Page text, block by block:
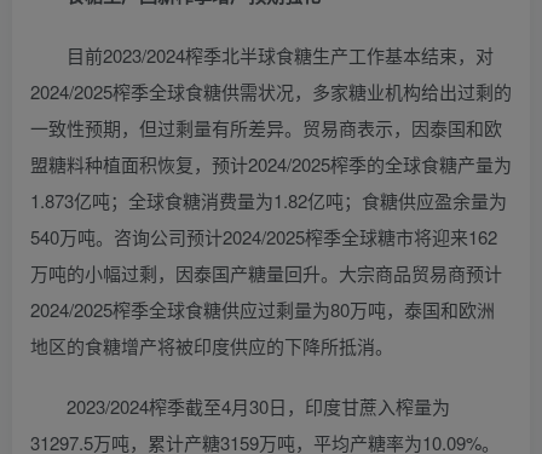
目前2023/2024榨季北半球食糖生产工作基本结束，对
2024/2025榨季全球食糖供需状况，多家糖业机构给出过剩的
一致性预期，但过剩量有所差异。贸易商表示，因泰国和欧
盟糖料种植面积恢复，预计2024/2025榨季的全球食糖产量为
1.873亿吨；全球食糖消费量为1.82亿吨；食糖供应盈余量为
540万吨。咨询公司预计2024/2025榨季全球糖市将迎来162
万吨的小幅过剩，因泰国产糖量回升。大宗商品贸易商预计
2024/2025榨季全球食糖供应过剩量为80万吨，泰国和欧洲
地区的食糖增产将被印度供应的下降所抵消。
2023/2024榨季截至4月30日，印度甘蔗入榨量为
31297.5万吨，累计产糖3159万吨，平均产糖率为10.09%。